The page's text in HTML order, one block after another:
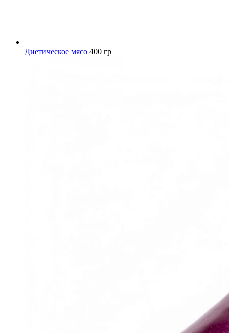
Диетическое мясо 400 гр